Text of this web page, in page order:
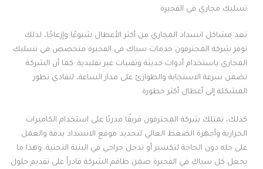
تسليك مجاري في الفجيرة
تعد مشاكل انسداد المجاري من أكثر الأعطال شيوعًا وإزعاجًا، لذلك
توفر شركة المحترفون خدمات سباك في الفجيرة متخصص في تسليك
المجاري باستخدام أدوات حديثة وتقنيات غير تقليدية. كما أن الشركة
تضمن سرعة الاستجابة والطوارئ على مدار الساعة، لتفادي تطور
المشكلة إلى أعطال أكثر خطورة.
كذلك، تمتلك شركة المحترفون فريقًا مدربًا على استخدام الكاميرات
الحرارية وأجهزة الضغط العالي لتحديد موقع الانسداد بدقة والعمل
على حله دون الحاجة لتكسير أو تدخل جراحي في البنية التحتية. وهذا ما
يجعل كل سباك في الفجيرة ضمن طاقم الشركة قادراً على تقديم حلول